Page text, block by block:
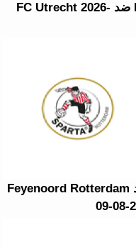
موعد وتوقيت مباراة FC Groningen ضد FC Utrecht 2026-
موعد مباراة Sparta Rotterdam ضد Feyenoord Rotterdam